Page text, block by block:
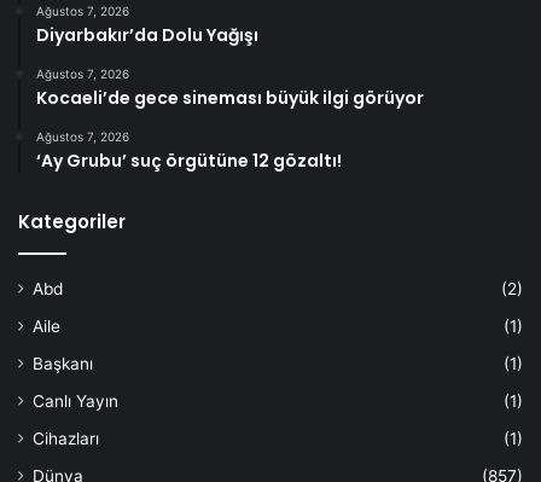
Ağustos 7, 2026
Diyarbakır’da Dolu Yağışı
Ağustos 7, 2026
Kocaeli’de gece sineması büyük ilgi görüyor
Ağustos 7, 2026
‘Ay Grubu’ suç örgütüne 12 gözaltı!
Kategoriler
Abd
(2)
Aile
(1)
Başkanı
(1)
Canlı Yayın
(1)
Cihazları
(1)
Dünya
(857)